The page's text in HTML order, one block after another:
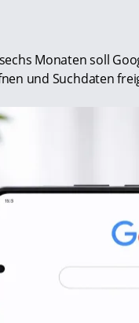
Monaten soll
und Suchdaten